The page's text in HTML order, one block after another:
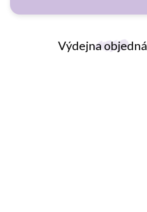
Výdejna